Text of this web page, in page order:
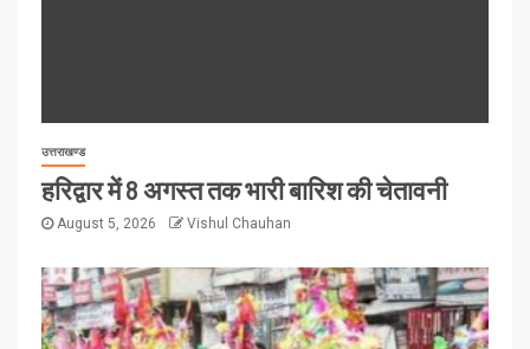
उत्तराखण्ड
हरिद्वार में 8 अगस्त तक भारी बारिश की चेतावनी
August 5, 2026 Vishul Chauhan